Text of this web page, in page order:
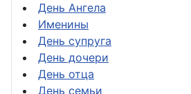
День Ангела
Именины
День супруга
День дочери
День отца
День семьи